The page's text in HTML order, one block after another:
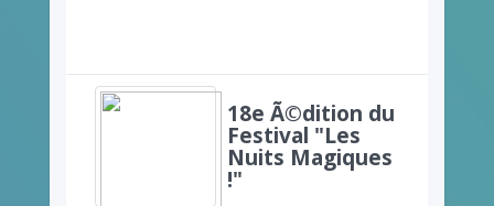
18e Ã©dition du
Festival "Les
Nuits Magiques
!"